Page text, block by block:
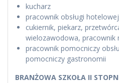
kucharz
pracownik obsługi hotelowej
cukiernik, piekarz,
wielozawodowa, pracownik
pracownik pomocniczy
pomocniczy gastronomii
BRANŻOWA SZKOŁA II